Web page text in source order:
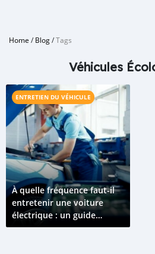
Home /Blog/Tags
Véhicules
ENTRETIEN DU VÉHICULE
À quelle fréquence faut-il
entretenir une voiture
électrique : un guide
complet